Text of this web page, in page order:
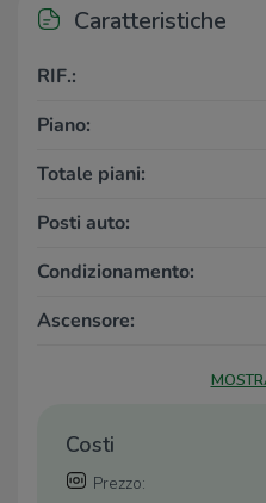
Caratteristiche
RIF.:
Piano:
Totale piani:
Posti auto:
Condizionamento:
Ascensore:
Costi
Prezzo: